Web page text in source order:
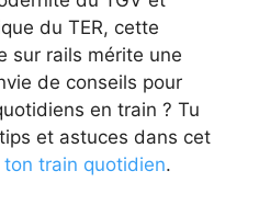
du TER, cette
sur rails mérite une
de conseils pour
en train ? Tu
et astuces dans cet
ton train quotidien.